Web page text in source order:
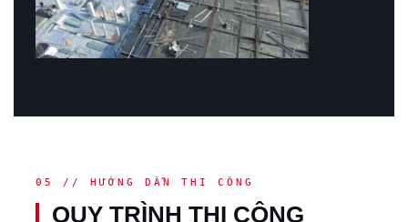
05 // HƯỚNG DẪN THI CÔNG
QUY TRÌNH THI CÔNG